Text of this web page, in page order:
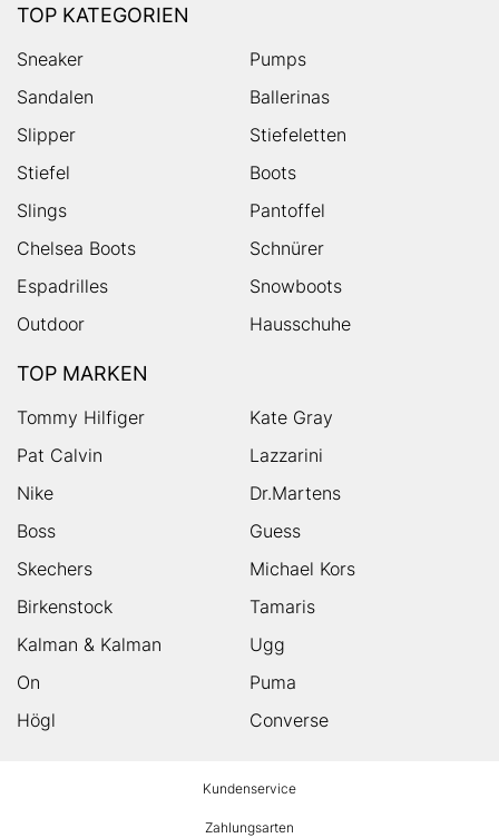
TOP KATEGORIEN
Sneaker
Pumps
Sandalen
Ballerinas
Slipper
Stiefeletten
Stiefel
Boots
Slings
Pantoffel
Chelsea Boots
Schnürer
Espadrilles
Snowboots
Outdoor
Hausschuhe
TOP MARKEN
Tommy Hilfiger
Kate Gray
Pat Calvin
Lazzarini
Nike
Dr.Martens
Boss
Guess
Skechers
Michael Kors
Birkenstock
Tamaris
Kalman & Kalman
Ugg
On
Puma
Högl
Converse
Kundenservice
Zahlungsarten